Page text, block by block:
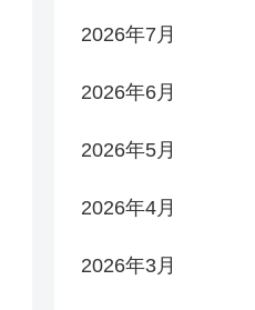
2026年7月
2026年6月
2026年5月
2026年4月
2026年3月